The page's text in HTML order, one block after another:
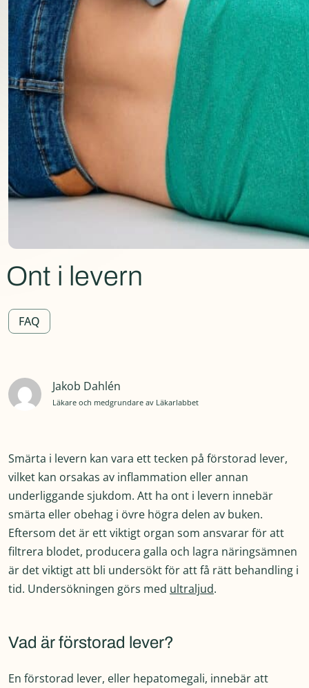
Ont i levern
FAQ
Jakob Dahlén
Läkare och medgrundare av Läkarlabbet
Smärta i levern kan vara ett tecken på förstorad lever,
vilket kan orsakas av inflammation eller annan
underliggande sjukdom. Att ha ont i levern innebär
smärta eller obehag i övre högra delen av buken.
Eftersom det är ett viktigt organ som ansvarar för att
filtrera blodet, producera galla och lagra näringsämnen
är det viktigt att bli undersökt för att få rätt behandling i
tid. Undersökningen görs med ultraljud.
Vad är förstorad lever?
En förstorad lever, eller hepatomegali, innebär att